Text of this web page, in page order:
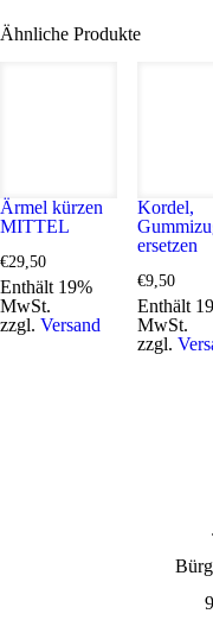
Ähnliche Produkte
Ärmel kürzen
MITTEL
€29,50
Enthält 19%
MwSt.
zzgl. Versand
Kordel,
ersetzen
€9,50
Enthält
MwSt.
zzgl.